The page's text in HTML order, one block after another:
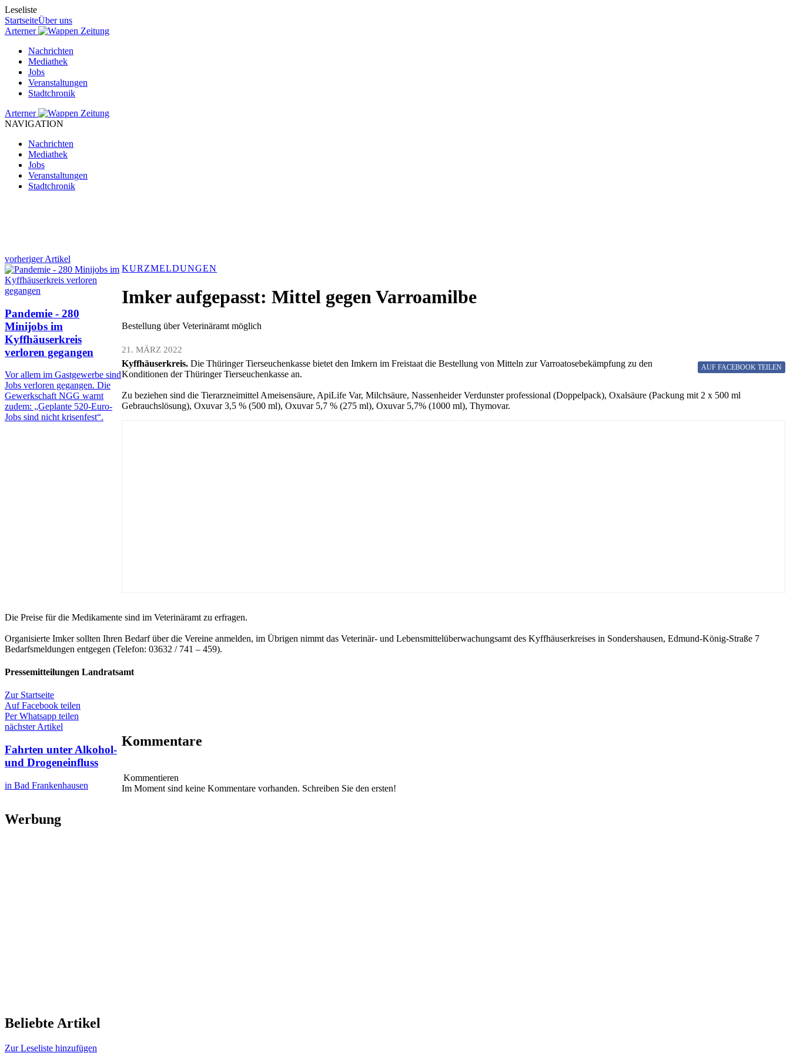
Leseliste
StartseiteÜber uns
Arterner
Zeitung
Nachrichten
Mediathek
Jobs
Veranstaltungen
Stadtchronik
Arterner
Zeitung
NAVIGATION
Nachrichten
Mediathek
Jobs
Veranstaltungen
Stadtchronik
vorheriger Artikel
Pandemie - 280
Minijobs im
Kyffhäuserkreis
verloren gegangen
Vor allem im Gastgewerbe sind
Jobs verloren gegangen. Die
Gewerkschaft NGG warnt
zudem: „Geplante 520-Euro-
Jobs sind nicht krisenfest“.
KURZMELDUNGEN
Imker aufgepasst: Mittel gegen Varroamilbe
Bestellung über Veterinäramt möglich
21. MÄRZ 2022
AUF FACEBOOK TEILEN
Kyffhäuserkreis.Die Thüringer Tierseuchenkasse bietet den Imkern im Freistaat die Bestellung von Mitteln zur Varroatosebekämpfung zu den
Konditionen der Thüringer Tierseuchenkasse an.
Zu beziehen sind die Tierarzneimittel Ameisensäure, ApiLife Var, Milchsäure, Nassenheider Verdunster professional (Doppelpack), Oxalsäure (Packung mit 2 x 500 ml
Gebrauchslösung), Oxuvar 3,5 % (500 ml), Oxuvar 5,7 % (275 ml), Oxuvar 5,7% (1000 ml), Thymovar.
Die Preise für die Medikamente sind im Veterinäramt zu erfragen.
Organisierte Imker sollten Ihren Bedarf über die Vereine anmelden, im Übrigen nimmt das Veterinär- und Lebensmittelüberwachungsamt des Kyffhäuserkreises in Sondershausen, Edmund-König-Straße 7
Bedarfsmeldungen entgegen (Telefon: 03632 / 741 – 459).
Pressemitteilungen Landratsamt
Zur Startseite
Auf Facebook teilen
Per Whatsapp teilen
nächster Artikel
Fahrten unter Alkohol-
und Drogeneinfluss
in Bad Frankenhausen
Kommentare
Kommentieren
Im Moment sind keine Kommentare vorhanden. Schreiben Sie den ersten!
Werbung
Beliebte Artikel
Zur Leseliste hinzufügen